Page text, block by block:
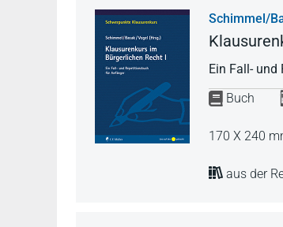
Schimmel/
Ein Fall-
Buch
170 X 240
aus der